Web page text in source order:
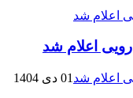
اعلام شد
01 دی 1404